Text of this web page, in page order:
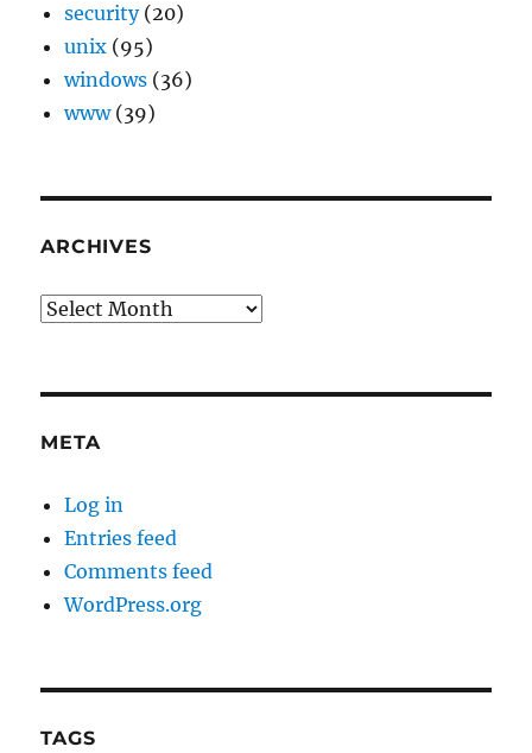
security(20)
unix (95)
windows (36)
www(39)
ARCHIVES
Archives
META
Log in
Entries feed
Comments feed
WordPress.org
TAGS